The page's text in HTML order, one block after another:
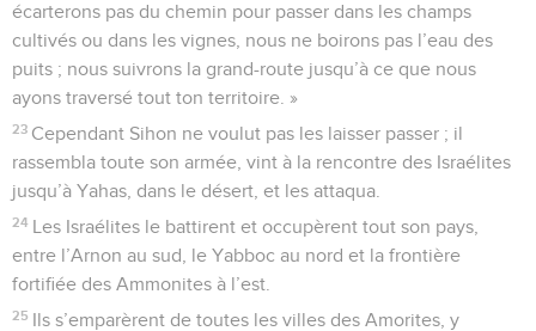
écarterons pas du chemin pour passer dans les champs
cultivés ou dans les vignes, nous ne boirons pas l’eau des
puits ; nous suivrons la grand-route jusqu’à ce que nous
ayons traversé tout ton territoire. »
23 Cependant Sihon ne voulut pas les laisser passer ; il
rassembla toute son armée, vint à la rencontre des Israélites
jusqu’à Yahas, dans le désert, et les attaqua.
24 Les Israélites le battirent et occupèrent tout son pays,
entre l’Arnon au sud, le Yabboc au nord et la frontière
fortifiée des Ammonites à l’est.
25 Ils s’emparèrent de toutes les villes des Amorites, y